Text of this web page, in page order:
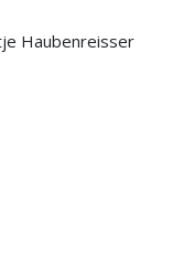
Haubenreisser